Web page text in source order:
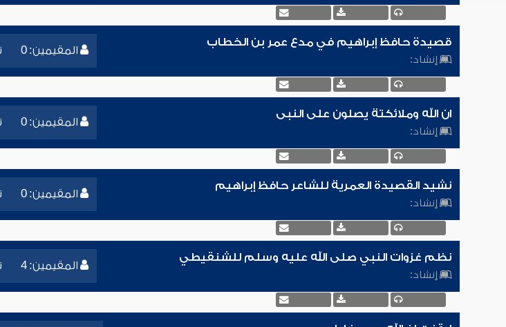
المقيمين: 0
قصيدة حافظ إبراهيم في مدع عمر بن الخطاب
إنشاد:
المقيمين: 0
ان الله وملائكتة يصلون على النبى
إنشاد:
المقيمين: 0
نشيد القصيدة العمرية للشاعر حافظ إبراهيم
إنشاد:
المقيمين: 4
نظم غزوات النبي صلى الله عليه وسلم للشنقيطي
إنشاد: